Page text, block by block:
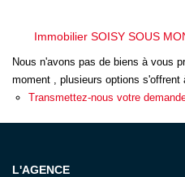
Immobilier SOISY SOUS
Nous n'avons pas de biens à vous
moment , plusieurs options s'offrent
Transmettez-nous votre
L'AGENCE